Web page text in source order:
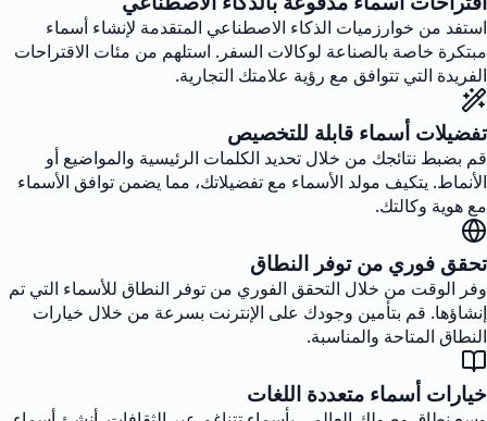
استفد من خوارزميات الذكاء الاصطناعي المتقدمة لإنشاء أسماء
مبتكرة خاصة بالصناعة لوكالات السفر. استلهم من مئات الاقتراحات
الفريدة التي تتوافق مع رؤية علامتك التجارية.
تفضيلات أسماء قابلة للتخصيص
قم بضبط نتائجك من خلال تحديد الكلمات الرئيسية والمواضيع أو
الأنماط. يتكيف مولد الأسماء مع تفضيلاتك، مما يضمن توافق الأسماء
مع هوية وكالتك.
تحقق فوري من توفر النطاق
وفر الوقت من خلال التحقق الفوري من توفر النطاق للأسماء التي تم
إنشاؤها. قم بتأمين وجودك على الإنترنت بسرعة من خلال خيارات
النطاق المتاحة والمناسبة.
خيارات أسماء متعددة اللغات